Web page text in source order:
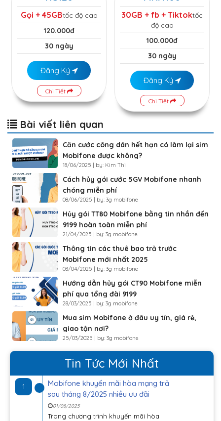
Gọi + 45GBtốc độ cao
120.000đ
30 ngày
Đăng Ký
Chi Tiết
30GB + fb + Tiktoktốc
độ cao
100.000đ
30 ngày
Đăng Ký
Chi Tiết
Bài viết liên quan
Căn cước công dân hết hạn có làm lại sim
Mobifone được không?
18/06/2025 | by: Kim Thi
Cách hủy gói cước 5GV Mobifone nhanh
chóng miễn phí
08/06/2025 | by: 3g mobifone
Hủy gói TT80 Mobifone bằng tin nhắn đến
9199 hoàn toàn miễn phí
21/04/2025 | by: 3g mobifone
Thông tin các thuê bao trả trước
Mobifone mới nhất 2025
03/04/2025 | by: 3g mobifone
Hướng dẫn hủy gói CT90 Mobifone miễn
phí qua tổng đài 9199
28/03/2025 | by: 3g mobifone
Mua sim Mobifone ở đâu uy tín, giá rẻ,
giao tận nơi?
25/03/2025 | by: 3g mobifone
Tin Tức Mới Nhất
1
Mobifone khuyến mãi hòa mạng trả
sau tháng 8/2025 nhiều ưu đãi
01/08/2025
Trong chương trình khuyến mãi hòa